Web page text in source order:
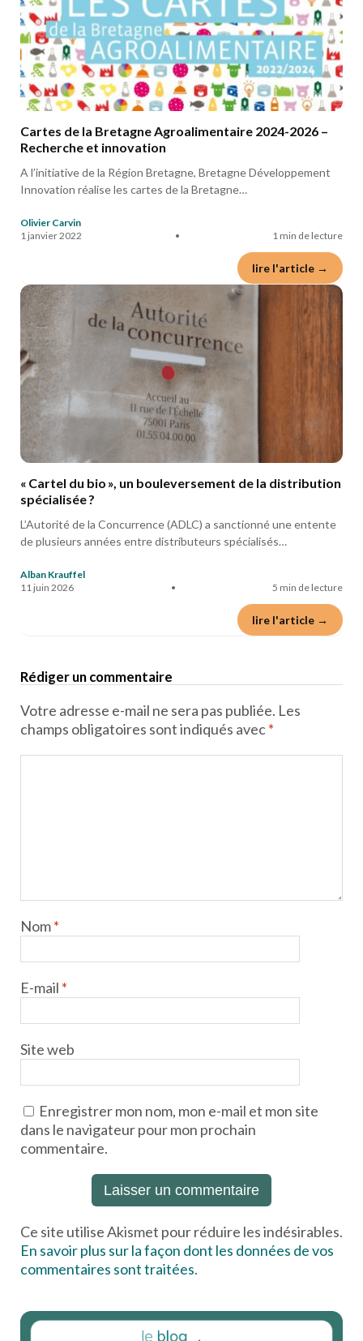
Cartes de la Bretagne Agroalimentaire 2024-2026 –
Recherche et innovation
A l’initiative de la Région Bretagne, Bretagne Développement
Innovation réalise les cartes de la Bretagne…
Olivier Carvin
1 janvier 2022
• 1 min de lecture
lire l'article →
« Cartel du bio », un bouleversement de la distribution
spécialisée ?
L’Autorité de la Concurrence (ADLC) a sanctionné une entente
de plusieurs années entre distributeurs spécialisés…
Alban Krauffel
11 juin 2026
• 5 min de lecture
lire l'article →
Rédiger un commentaire
Votre adresse e-mail ne sera pas publiée. Les
champs obligatoires sont indiqués avec*
Nom*
E-mail *
Site web
Enregistrer mon nom, mon e-mail et mon site
dans le navigateur pour mon prochain
commentaire.
Ce site utilise Akismet pour réduire les indésirables.
En savoir plus sur la façon dont les données de vos
commentaires sont traitées.